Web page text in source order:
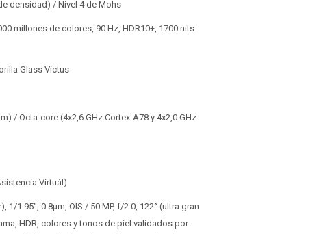
densidad) / Nivel 4 de Mohs
millones de colores, 90 Hz, HDR10+, 1700 nits
Glass Victus
/ Octa-core (4x2,6 GHz Cortex-A78 y 4x2,0 GHz
Virtuál)
1/1.95", 0.8µm, OIS / 50 MP, f/2.0, 122° (ultra gran
HDR, colores y tonos de piel validados por